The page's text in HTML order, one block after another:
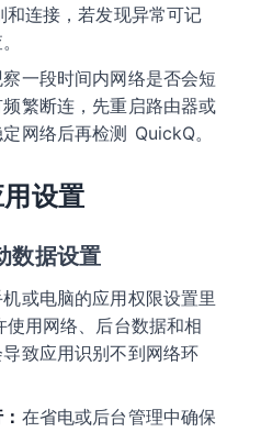
连接，若发现异常可记
一段时间内网络是否会短
繁断连，先重启路由器或
网络后再检测 QuickQ。
设置
数据设置
或电脑的应用权限设置里
用网络、后台数据和相
致应用识别不到网络环
在省电或后台管理中确保